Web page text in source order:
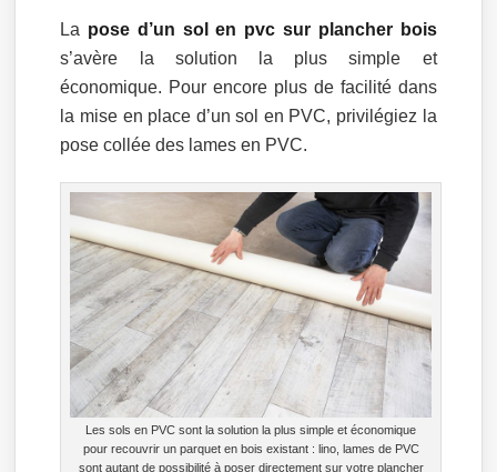
La pose d’un sol en pvc sur plancher bois
s’avère la solution la plus simple et
économique. Pour encore plus de facilité dans
la mise en place d’un sol en PVC, privilégiez la
pose collée des lames en PVC.
Les sols en PVC sont la solution la plus simple et économique
pour recouvrir un parquet en bois existant : lino, lames de PVC
sont autant de possibilité à poser directement sur votre plancher